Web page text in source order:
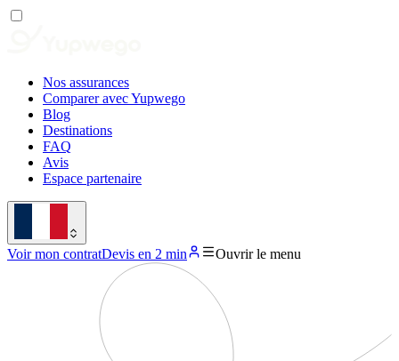
Nos assurances
Comparer avec Yupwego
Blog
Destinations
FAQ
Avis
Espace partenaire
Voir mon contratDevis en 2 min Ouvrir le menu